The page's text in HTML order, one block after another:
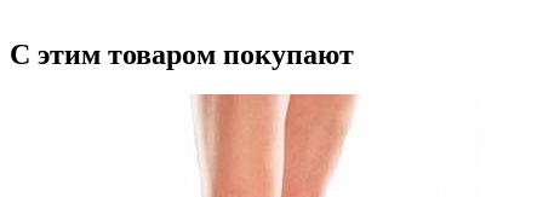
С этим товаром покупают